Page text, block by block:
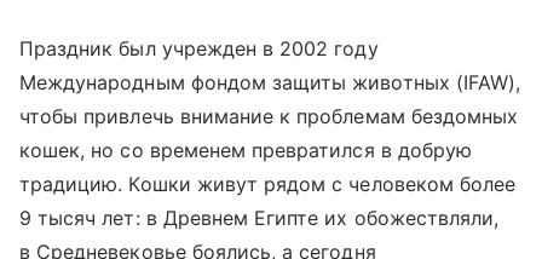
Праздник был учрежден в 2002 году
Международным фондом защиты животных (IFAW),
чтобы привлечь внимание к проблемам бездомных
кошек, но со временем превратился в добрую
традицию. Кошки живут рядом с человеком более
9 тысяч лет: в Древнем Египте их обожествляли,
в Средневековье боялись, а сегодня